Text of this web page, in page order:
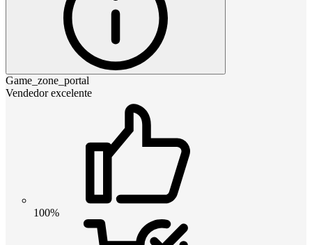
Game_zone_portal
Vendedor excelente
100%